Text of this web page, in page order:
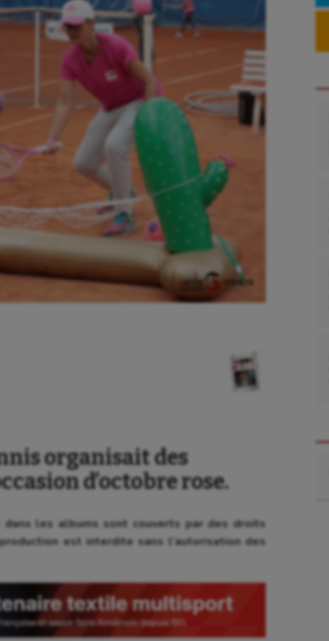
organisait des
d’octobre rose.
les albums sont couverts par des droits
est interdite sans l’autorisation des